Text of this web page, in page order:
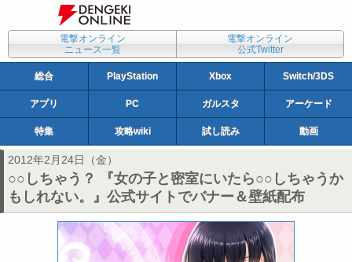
電撃オンライン
ニュース一覧
電撃オンライン
公式Twitter
総合 PlayStation Xbox Switch/3DS
アプリ PC ガルスタ アーケード
特集 攻略wiki 試し読み 動画
2012年2月24日（金）
○○しちゃう？ 『女の子と密室にいたら○○しちゃうか
もしれない。』公式サイトでバナー＆壁紙配布